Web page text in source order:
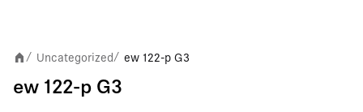
/ Uncategorized/ ew 122-p G3
ew 122-p G3